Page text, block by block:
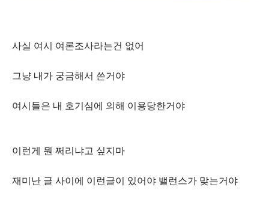
사실 여시 여론조사라는건 없어
그냥 내가 궁금해서 쓴거야
여시들은 내 호기심에 의해 이용당한거야
이런게 뭔 쩌리냐고 싶지마
재미난 글 사이에 이런글이 있어야 밸런스가 맞는거야